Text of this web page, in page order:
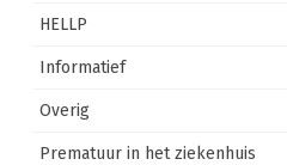
HELLP
Informatief
Overig
Prematuur in het ziekenhuis